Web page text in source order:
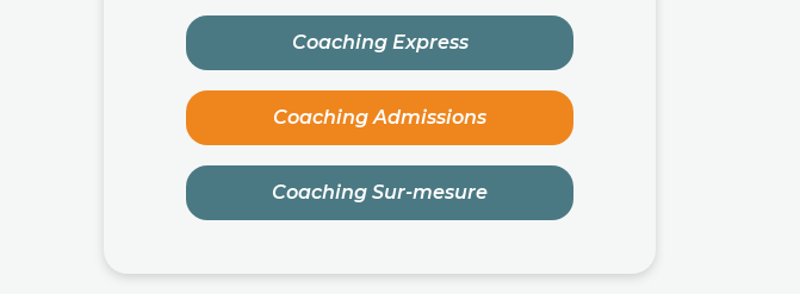
Coaching Express
Coaching Admissions
Coaching Sur-mesure